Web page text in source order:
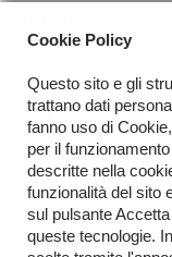
Contatti
Acquista il tuo veicolo
FAQ
Cookie Policy
Questo sito e gli
trattano dati
fanno uso di
per il
descritte nella
funzionalità del sito
sul pulsante
queste tecnologie.